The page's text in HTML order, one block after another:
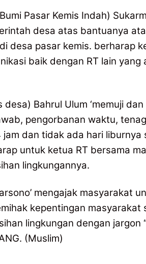
Pasar Kemis Indah)
desa atas bantuanya
di desa pasar kemis. berharap
baik dengan RT lain
Bahrul Ulum ‘memuji
pengorbanan waktu,
dan tidak ada hari
untuk ketua RT bersama
lingkungannya.
mengajak masyarakat
kepentingan
lingkungan dengan jargon
(Muslim)